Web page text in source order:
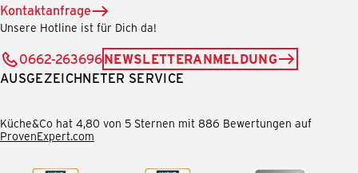
Kontaktanfrage
Unsere Hotline ist für Dich da!
0662-263696NEWSLETTERANMELDUNG
AUSGEZEICHNETER SERVICE
Küche&Co hat 4,80 von 5 Sternen mit 886 Bewertungen auf
ProvenExpert.com